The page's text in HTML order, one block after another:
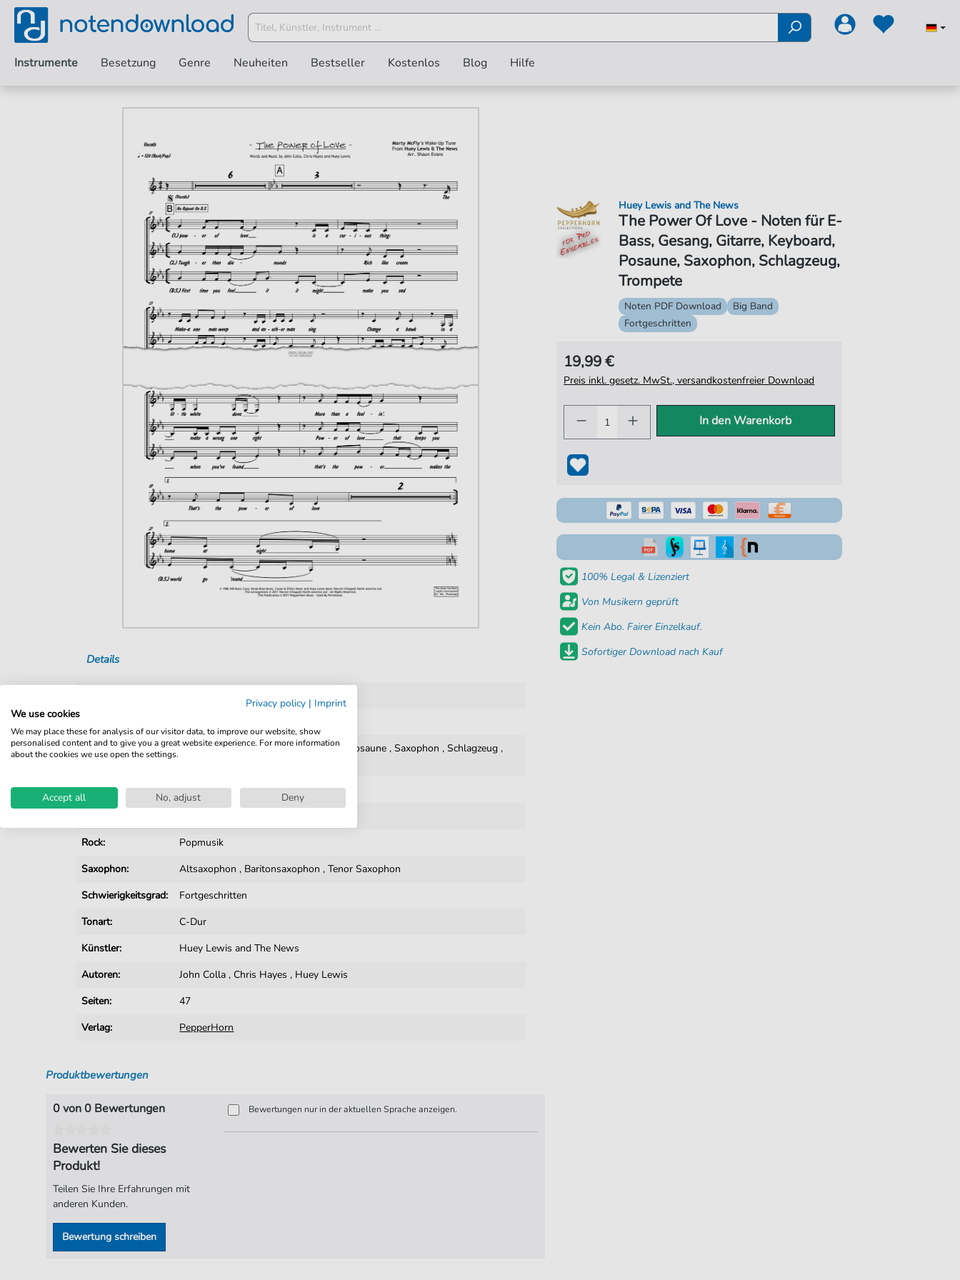
Instrumente Besetzung Genre Neuheiten Bestseller Kostenlos Blog Hilfe
Details
Instrumente:
E-Bass,Gesang,Gitarre,Keyboard Posaune ,Saxophon ,Schlagzeug ,
Genre:
Popmusik, Rock
Rock:
Popmusik
Saxophon:
Altsaxophon , Baritonsaxophon ,Tenor Saxophon
Schwierigkeitsgrad:
Fortgeschritten
Tonart:
C-Dur
Künstler:
Huey Lewis and The News
Autoren:
John Colla ,Chris Hayes , Huey Lewis
Seiten:
47
Verlag:
PepperHorn
The Power Of Love - Noten für E-
Bass, Gesang, Gitarre, Keyboard,
Posaune, Saxophon, Schlagzeug,
Trompete
Huey Lewis and The News
Noten PDF Download
Big Band
Fortgeschritten
19,99 €
Preis inkl. gesetz. MwSt., versandkostenfreier Download
In den Warenkorb
100% Legal & Lizenziert
Von Musikern geprüft
Kein Abo. Fairer Einzelkauf.
Sofortiger Download nach Kauf
Produktbewertungen
0 von 0 Bewertungen
Bewerten Sie dieses
Produkt!
Teilen Sie Ihre Erfahrungen mit
anderen Kunden.
Bewertung schreiben
Bewertungen nur in der aktuellen Sprache anzeigen.
Privacy policy | Imprint
We use cookies
We may place these for analysis of our visitor data, to improve our website, show
personalised content and to give you a great website experience. For more information
about the cookies we use open the settings.
Accept all No, adjust Deny